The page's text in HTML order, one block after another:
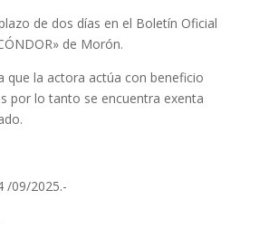
de dos días en el Boletín Oficial
de Morón.
que la actora actúa con beneficio
por lo tanto se encuentra exenta
/09/2025.-